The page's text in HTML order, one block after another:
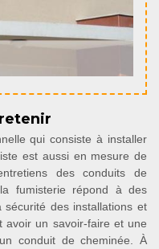
qui consiste à installer
est aussi en mesure de
des conduits de
fumisterie répond à des
des installations et
avoir un savoir-faire et une
conduit de cheminée. À